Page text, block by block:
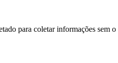
para coletar informações sem